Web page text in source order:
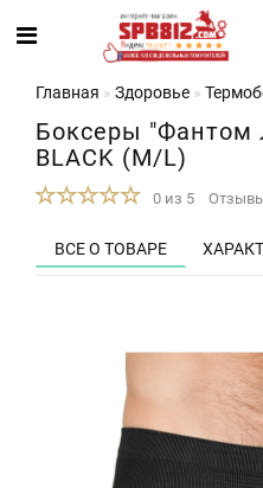
Главная Здоровье
Боксеры "Фантом
BLACK (M/L)
0 из 5
ВСЕ О ТОВАРЕ